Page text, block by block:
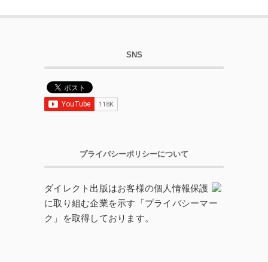
SNS
プライバシーポリシーについて
ダイレクト出版はお客様の個人情報保護
に取り組む企業を示す「プライバシーマー
ク」を取得しております。